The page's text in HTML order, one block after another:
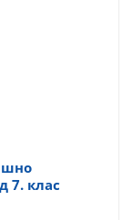
7. клас